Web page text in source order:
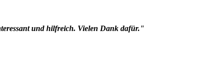
und hilfreich. Vielen Dank dafür."